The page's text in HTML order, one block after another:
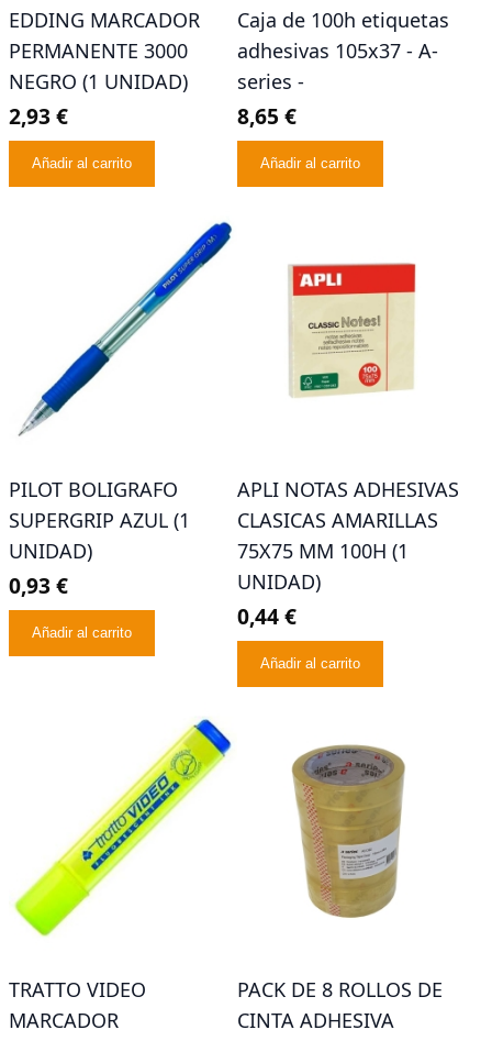
EDDING MARCADOR
PERMANENTE 3000
NEGRO (1 UNIDAD)
2,93 €
Añadir al carrito
Caja de 100h etiquetas
adhesivas 105x37 - A-
series -
8,65 €
Añadir al carrito
PILOT BOLIGRAFO
SUPERGRIP AZUL (1
UNIDAD)
0,93 €
Añadir al carrito
APLI NOTAS ADHESIVAS
CLASICAS AMARILLAS
75X75 MM 100H (1
UNIDAD)
0,44 €
Añadir al carrito
TRATTO VIDEO
MARCADOR
PACK DE 8 ROLLOS DE
CINTA ADHESIVA